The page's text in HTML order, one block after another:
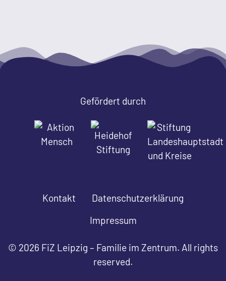
Gefördert durch
Kontakt
Datenschutzerklärung
Impressum
© 2026 FiZ Leipzig – Familie im Zentrum. All rights
reserved.